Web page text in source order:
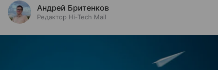
Андрей Бритенков
Редактор Hi-Tech Mail